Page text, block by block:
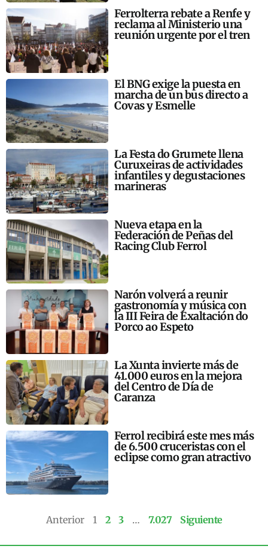
Ferrolterra rebate a Renfe y
reclama al Ministerio una
reunión urgente por el tren
El BNG exige la puesta en
marcha de un bus directo a
Covas y Esmelle
La Festa do Grumete llena
Curuxeiras de actividades
infantiles y degustaciones
marineras
Nueva etapa en la
Federación de Peñas del
Racing Club Ferrol
Narón volverá a reunir
gastronomía y música con
la III Feira de Exaltación do
Porco ao Espeto
La Xunta invierte más de
41.000 euros en la mejora
del Centro de Día de
Caranza
Ferrol recibirá este mes más
de 6.500 cruceristas con el
eclipse como gran atractivo
Anterior 1 2 3 … 7.027 Siguiente